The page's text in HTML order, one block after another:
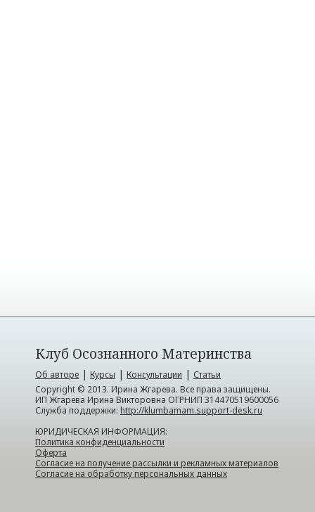
Клуб Осознанного Материнства
Об авторе | Курсы | Консультации | Статьи
Copyright © 2013. Ирина Жгарева. Все права защищены.
ИП Жгарева Ирина Викторовна ОГРНИП 314470519600056
Служба поддержки: http://klumbamam.support-desk.ru
ЮРИДИЧЕСКАЯ ИНФОРМАЦИЯ:
Политика конфиденциальности
Оферта
Согласие на получение рассылки и рекламных материалов
Согласие на обработку персональных данных